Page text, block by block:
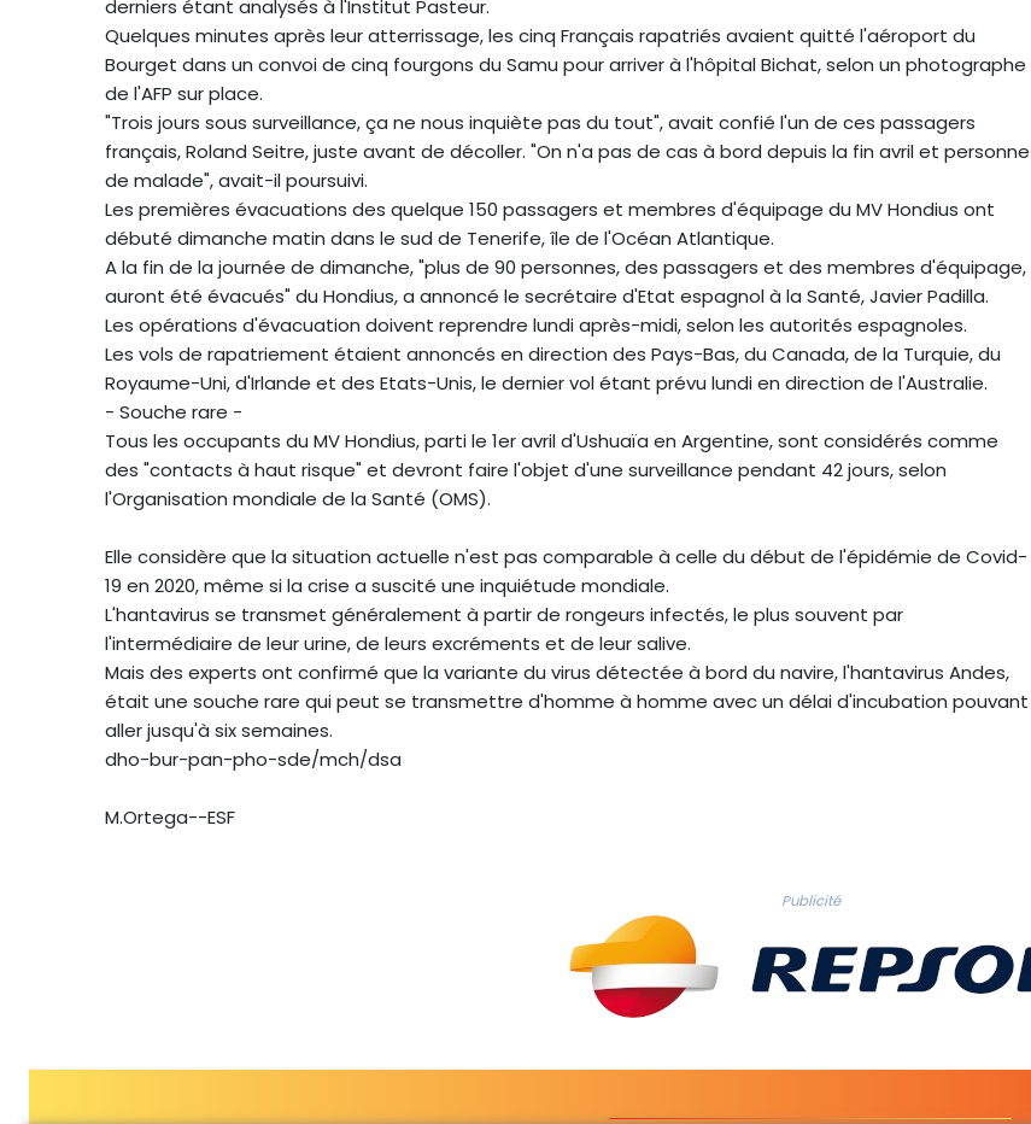
derniers étant analysés à l'Institut Pasteur.
Quelques minutes après leur atterrissage, les cinq Français rapatriés avaient quitté l'aéroport du
Bourget dans un convoi de cinq fourgons du Samu pour arriver à l'hôpital Bichat, selon un photographe
de l'AFP sur place.
"Trois jours sous surveillance, ça ne nous inquiète pas du tout", avait confié l'un de ces passagers
français, Roland Seitre, juste avant de décoller. "On n'a pas de cas à bord depuis la fin avril et personne
de malade", avait-il poursuivi.
Les premières évacuations des quelque 150 passagers et membres d'équipage du MV Hondius ont
débuté dimanche matin dans le sud de Tenerife, île de l'Océan Atlantique.
A la fin de la journée de dimanche, "plus de 90 personnes, des passagers et des membres d'équipage,
auront été évacués" du Hondius, a annoncé le secrétaire d'Etat espagnol à la Santé, Javier Padilla.
Les opérations d'évacuation doivent reprendre lundi après-midi, selon les autorités espagnoles.
Les vols de rapatriement étaient annoncés en direction des Pays-Bas, du Canada, de la Turquie, du
Royaume-Uni, d'Irlande et des Etats-Unis, le dernier vol étant prévu lundi en direction de l'Australie.
- Souche rare -
Tous les occupants du MV Hondius, parti le 1er avril d'Ushuaïa en Argentine, sont considérés comme
des "contacts à haut risque" et devront faire l'objet d'une surveillance pendant 42 jours, selon
l'Organisation mondiale de la Santé (OMS).
Elle considère que la situation actuelle n'est pas comparable à celle du début de l'épidémie de Covid-
19 en 2020, même si la crise a suscité une inquiétude mondiale.
L'hantavirus se transmet généralement à partir de rongeurs infectés, le plus souvent par
l'intermédiaire de leur urine, de leurs excréments et de leur salive.
Mais des experts ont confirmé que la variante du virus détectée à bord du navire, l'hantavirus Andes,
était une souche rare qui peut se transmettre d'homme à homme avec un délai d'incubation pouvant
aller jusqu'à six semaines.
dho-bur-pan-pho-sde/mch/dsa
M.Ortega--ESF
Publicité